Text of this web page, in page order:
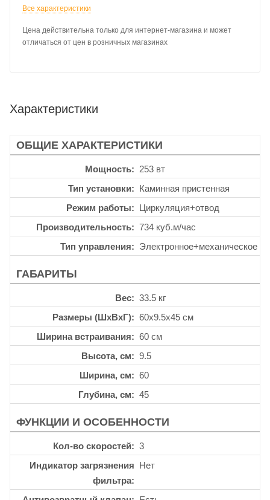
Все характеристики
Цена действительна только для интернет-магазина и может
отличаться от цен в розничных магазинах
Характеристики
ОБЩИЕ ХАРАКТЕРИСТИКИ
Мощность
253 вт
Тип установки
Каминная пристенная
Режим работы
Циркуляция+отвод
Производительность
734 куб.м/час
Тип управления
Электронное+механическое
ГАБАРИТЫ
Вес
33.5 кг
Размеры (ШхВхГ)
60x9.5x45 см
Ширина встраивания
60 см
Высота, см
9.5
Ширина, см
60
Глубина, см
45
ФУНКЦИИ И ОСОБЕННОСТИ
Кол-во скоростей
3
Индикатор загрязнения
фильтра
Нет